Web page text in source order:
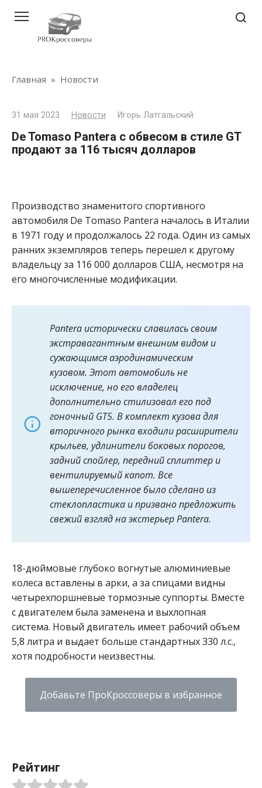
контенту
Главная » Новости
31 мая 2023 Новости Игорь Латгальский
De Tomaso Pantera с обвесом в стиле GT
продают за 116 тысяч долларов
Производство знаменитого спортивного
автомобиля De Tomaso Pantera началось в Италии
в 1971 году и продолжалось 22 года. Один из самых
ранних экземпляров теперь перешел к другому
владельцу за 116 000 долларов США, несмотря на
его многочисленные модификации.
Pantera исторически славилась своим
экстравагантным внешним видом и
сужающимся аэродинамическим
кузовом. Этот автомобиль не
исключение, но его владелец
дополнительно стилизовал его под
гоночный GT5. В комплект кузова для
вторичного рынка входили расширители
крыльев, удлинители боковых порогов,
задний спойлер, передний сплиттер и
вентилируемый капот. Все
вышеперечисленное было сделано из
стеклопластика и призвано предложить
свежий взгляд на экстерьер Pantera.
18-дюймовые глубоко вогнутые алюминиевые
колеса вставлены в арки, а за спицами видны
четырехпоршневые тормозные суппорты. Вместе
с двигателем была заменена и выхлопная
система. Новый двигатель имеет рабочий объем
5,8 литра и выдает больше стандартных 330 л.с.,
хотя подробности неизвестны.
Добавьте ПроКроссоверы в избранное
Рейтинг